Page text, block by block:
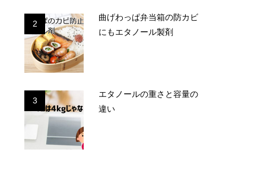
2
曲げわっぱ弁当箱の防カビ
にもエタノール製剤
3
エタノールの重さと容量の
違い